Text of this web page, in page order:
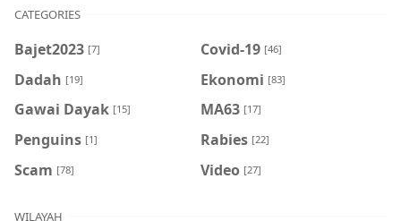
CATEGORIES
Bajet2023 [7] Covid-19 [46]
Dadah [19] Ekonomi [83]
Gawai Dayak [15] MA63 [17]
Penguins [1] Rabies [22]
Scam [78] Video [27]
WILAYAH